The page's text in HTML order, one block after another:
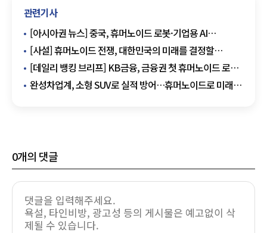
관련기사
[아시아권 뉴스] 중국, 휴머노이드 로봇·기업용 AI
키운다…데이터센터도 확충
[사설] 휴머노이드 전쟁, 대한민국의 미래를 결정할
골든타임이다
[데일리 뱅킹 브리프] KB금융, 금융권 첫 휴머노이드 로봇
기반 시니어 돌봄 서비스 공개 外
완성차업계, 소형 SUV로 실적 방어…휴머노이드로 미래
0개의 댓글